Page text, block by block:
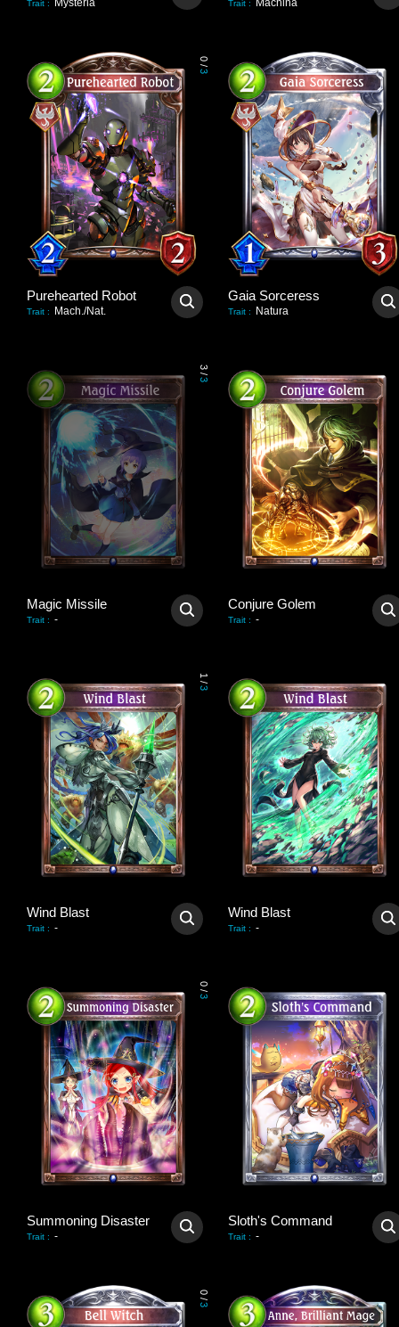
Trait : Mysteria Trait : Machina
0
/
3
Purehearted Robot
Trait : Mach./Nat.
Gaia Sorceress
Trait : Natura
3
/
3
Magic Missile
Trait : -
Conjure Golem
Trait : -
1
/
3
Wind Blast
Trait : -
Wind Blast
Trait : -
0
/
3
Summoning Disaster
Trait : -
Sloth's Command
Trait : -
0
/
3